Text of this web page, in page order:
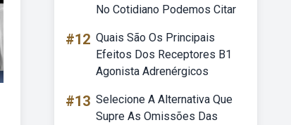
No Cotidiano Podemos Citar
#12 Quais São Os Principais
Efeitos Dos Receptores B1
Agonista Adrenérgicos
#13 Selecione A Alternativa Que
Supre As Omissões Das